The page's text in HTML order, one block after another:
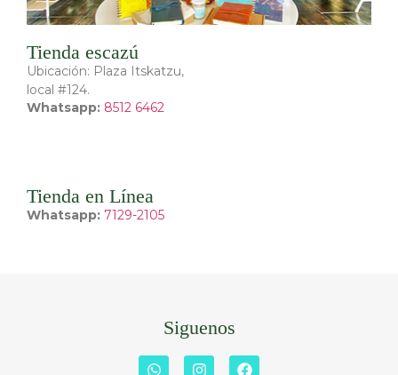
Tienda escazú
Ubicación: Plaza Itskatzu,
local #124.
Whatsapp: 8512 6462
Tienda en Línea
Whatsapp: 7129-2105
Siguenos